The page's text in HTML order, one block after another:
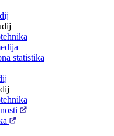
statistika